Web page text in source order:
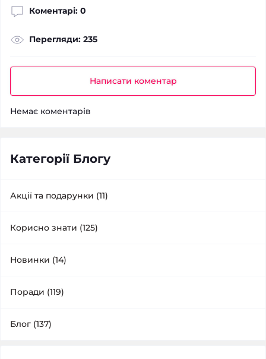
Коментарі: 0
Перегляди: 235
Написати коментар
Немає коментарів
Категорії Блогу
Акції та подарунки (11)
Корисно знати (125)
Новинки (14)
Поради (119)
Блог (137)